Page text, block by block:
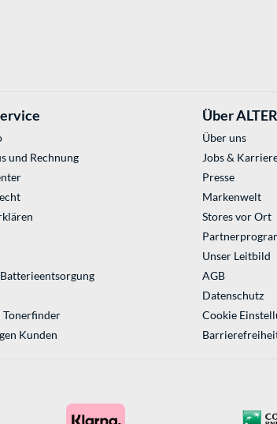
und Rechnung
Tonerfinder
Kunden
Über
Über uns
Jobs &
Presse
Markenwelt
Stores vor Ort
Unser Leitbild
AGB
Datenschutz
Cookie